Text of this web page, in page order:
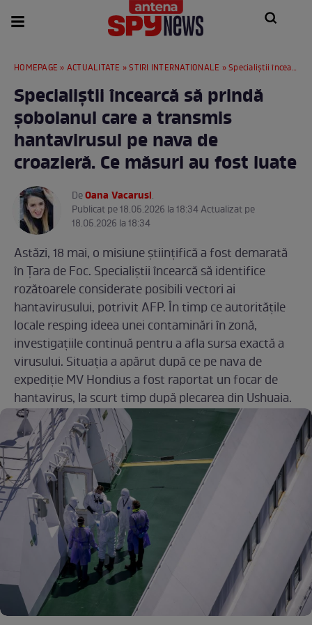
HOMEPAGE » ACTUALITATE »STIRI INTERNATIONALE » Specialiștii încearcă să prindă șobolanul care a transmis hantavirusul pe nava de croazieră. Ce măsuri au fost luate
Specialiștii încearcă să prindă
șobolanul care a transmis
hantavirusul pe nava de
croazieră. Ce măsuri au fost luate
DeOana Vacarusi.
Publicat pe 18.05.2026 la 18:34 Actualizat pe
18.05.2026 la 18:34
Astăzi, 18 mai, o misiune științifică a fost demarată
în Țara de Foc. Specialiștii încearcă să identifice
rozătoarele considerate posibili vectori ai
hantavirusului, potrivit AFP. În timp ce autoritățile
locale resping ideea unei contaminări în zonă,
investigațiile continuă pentru a afla sursa exactă a
virusului. Situația a apărut după ce pe nava de
expediție MV Hondius a fost raportat un focar de
hantavirus, la scurt timp după plecarea din Ushuaia.